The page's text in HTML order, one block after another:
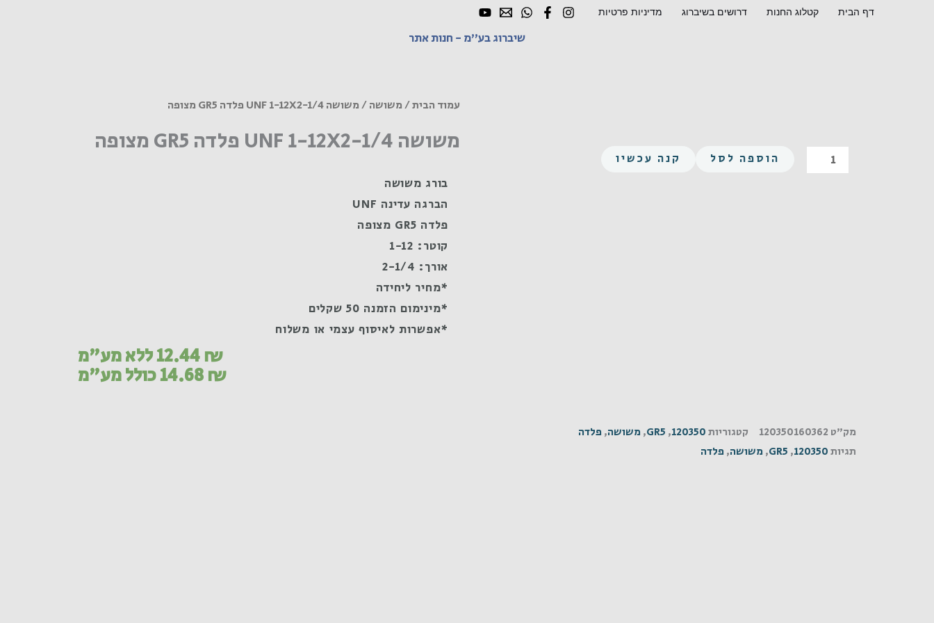
דף הבית קטלוג החנות דרושים בשיברוג מדיניות פרטיות
שיברוג בע"מ - חנות אתר
כמות
של
הוספה לסל קנה עכשיו
עמוד הבית/משושה/ משושה UNF 1-12X2-1/4 פלדה GR5 מצופה
משושה UNF 1-12X2-1/4 פלדה GR5 מצופה
בורג משושה
הברגה עדינה UNF
פלדה GR5 מצופה
קוטר: 1-12
אורך: 2-1/4
*מחיר ליחידה
*מינימום הזמנה 50 שקלים
*אפשרות לאיסוף עצמי או משלוח
12.44₪ ללא מע"מ
14.68₪ כולל מע"מ
מק"ט 120350160362 קטגוריות120350
,
GR5
, משושה, פלדה
תגיות120350
,
GR5
, משושה, פלדה